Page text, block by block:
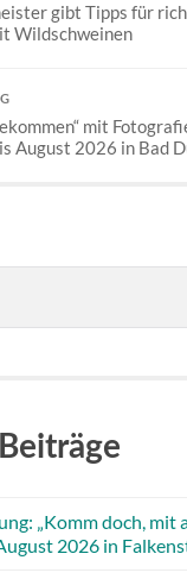
gibt Tipps für
Wildschweinen
mit
August 2026 in Bad
„Komm doch, mit
2026 in